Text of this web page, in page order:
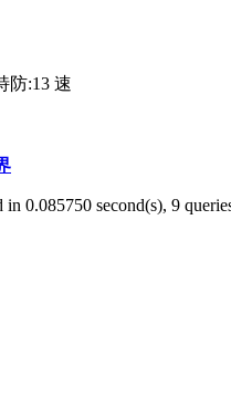
防:13 速
in 0.085750 second(s), 9